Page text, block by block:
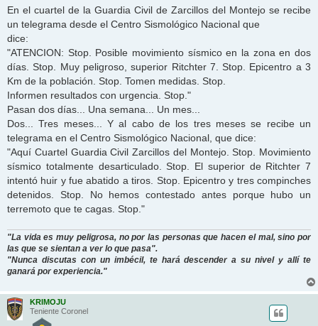
n
s
a
e
En el cuartel de la Guardia Civil de Zarcillos del Montejo se recibe
un telegrama desde el Centro Sismológico Nacional que
dice:
"ATENCION: Stop. Posible movimiento sísmico en la zona en dos
días. Stop. Muy peligroso, superior Ritchter 7. Stop. Epicentro a 3
Km de la población. Stop. Tomen medidas. Stop.
Informen resultados con urgencia. Stop."
Pasan dos días... Una semana... Un mes...
Dos... Tres meses... Y al cabo de los tres meses se recibe un
telegrama en el Centro Sismológico Nacional, que dice:
"Aquí Cuartel Guardia Civil Zarcillos del Montejo. Stop. Movimiento
sísmico totalmente desarticulado. Stop. El superior de Ritchter 7
intentó huir y fue abatido a tiros. Stop. Epicentro y tres compinches
detenidos. Stop. No hemos contestado antes porque hubo un
terremoto que te cagas. Stop."
"La vida es muy peligrosa, no por las personas que hacen el mal, sino por
las que se sientan a ver lo que pasa".
"Nunca discutas con un imbécil, te hará descender a su nivel y allí te
ganará por experiencia."
KRIMOJU
Teniente Coronel